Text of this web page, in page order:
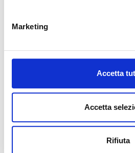
Marketing
Accetta
Accetta
Rifiuta